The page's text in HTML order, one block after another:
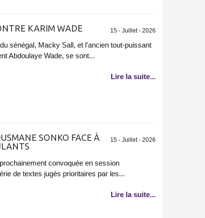
15 - Juillet - 2026
KARIM WADE
sénégal, Macky Sall, et l'ancien tout-puissant
Abdoulaye Wade, se sont...
Lire la suite...
15 - Juillet - 2026
SONKO FACE À
convoquée en session
de textes jugés prioritaires par les...
Lire la suite...